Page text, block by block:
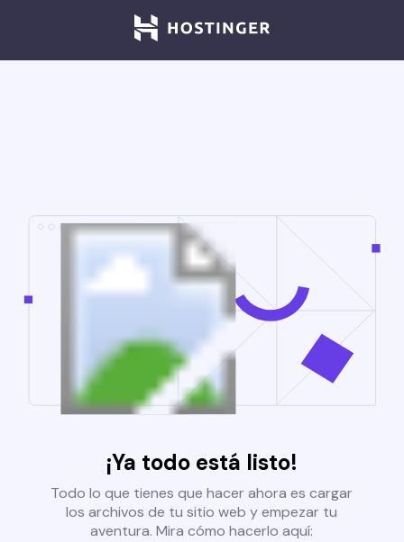
¡Ya todo está listo!
Todo lo que tienes que hacer ahora es cargar
los archivos de tu sitio web y empezar tu
aventura. Mira cómo hacerlo aquí: